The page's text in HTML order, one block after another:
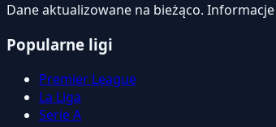
Dane aktualizowane na bieżąco.
Popularne ligi
Premier League
La Liga
Serie A